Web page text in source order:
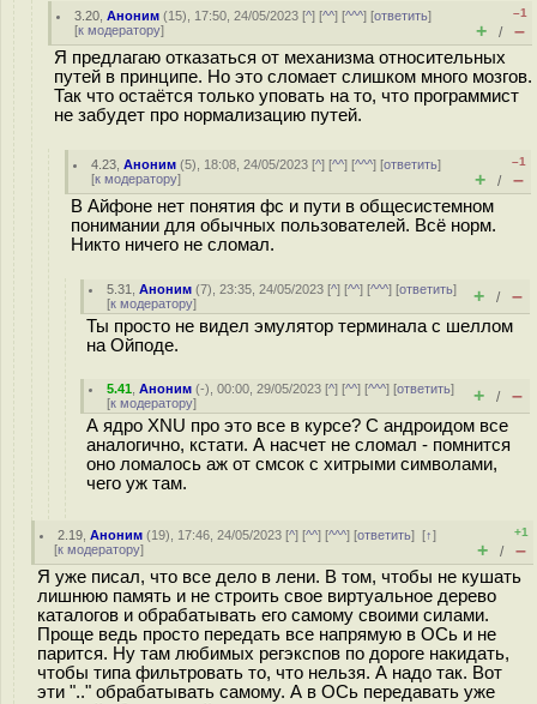
3.20 ,Аноним (15), 17:50, 24/05/2023 [^] [^^] [^^^] [ответить]
[к модератору]
–1
+ / –
Я предлагаю отказаться от механизма относительных
путей в принципе. Но это сломает слишком много мозгов.
Так что остаётся только уповать на то, что программист
не забудет про нормализацию путей.
4.23 ,Аноним (5), 18:08, 24/05/2023 [^] [^^] [^^^] [ответить]
[к модератору]
–1
+ / –
В Айфоне нет понятия фс и пути в общесистемном
понимании для обычных пользователей. Всё норм.
Никто ничего не сломал.
5.31 ,Аноним (7), 23:35, 24/05/2023 [^] [^^] [^^^] [ответить]
[к модератору] + / –
Ты просто не видел эмулятор терминала с шеллом
на Ойподе.
5.41 ,Аноним (-), 00:00, 29/05/2023 [^] [^^] [^^^] [ответить]
[к модератору] + / –
А ядро XNU про это все в курсе? С андроидом все
аналогично, кстати. А насчет не сломал - помнится
оно ломалось аж от смсок с хитрыми символами,
чего уж там.
2.19 ,Аноним (19), 17:46, 24/05/2023 [^] [^^] [^^^] [ответить][↑]
[к модератору]
+1
+ / –
Я уже писал, что все дело в лени. В том, чтобы не кушать
лишнюю память и не строить свое виртуальное дерево
каталогов и обрабатывать его самому своими силами.
Проще ведь просто передать все напрямую в ОСь и не
парится. Ну там любимых регэкспов по дороге накидать,
чтобы типа фильтровать то, что нельзя. А надо так. Вот
эти ".." обрабатывать самому. А в ОСь передавать уже